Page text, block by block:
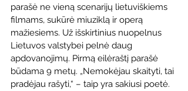
parašė ne vieną scenarijų lietuviškiems
filmams, sukūrė miuziklą ir operą
mažiesiems. Už išskirtinius nuopelnus
Lietuvos valstybei pelnė daug
apdovanojimų. Pirmą eilėraštį parašė
būdama 9 metų. „Nemokėjau skaityti, tai
pradėjau rašyti,“ – taip yra sakiusi poetė.